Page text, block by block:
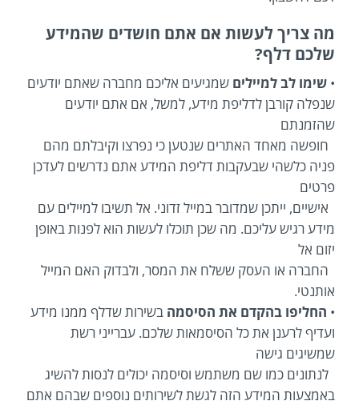
מה צריך לעשות אם אתם חושדים שהמידע
שלכם דלף?
• שימו לב למיילים שמגיעים אליכם מחברה שאתם יודעים
שנפלה קורבן לדליפת מידע, למשל, אם אתם יודעים
שהזמנתם
חופשה מאחד האתרים שנטען כי נפרצו וקיבלתם מהם
פניה כלשהי שבעקבות דליפת המידע אתם נדרשים לעדכן
פרטים
אישיים, ייתכן שמדובר במייל זדוני. אל תשיבו למיילים עם
מידע רגיש עליכם. מה שכן תוכלו לעשות הוא לפנות באופן
יזום אל
החברה או העסק ששלח את המסר, ולבדוק האם המייל
אותנטי.
• החליפו בהקדם את הסיסמה בשירות שדלף ממנו מידע
ועדיף לרענן את כל הסיסמאות שלכם. עברייני רשת
שמשיגים גישה
לנתונים כמו שם משתמש וסיסמה יכולים לנסות להשיג
באמצעות המידע הזה לגשת לשירותים נוספים שבהם אתם